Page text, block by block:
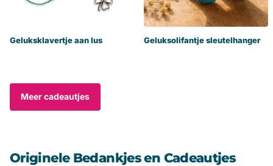
Geluksklavertje aan lus Geluksolifantje sleutelhanger
Meer cadeautjes
Originele Bedankjes en Cadeautjes